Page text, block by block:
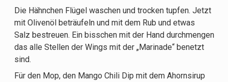
Die Hähnchen Flügel waschen und trocken tupfen. Jetzt
mit Olivenöl beträufeln und mit dem Rub und etwas
Salz bestreuen. Ein bisschen mit der Hand durchmengen
das alle Stellen der Wings mit der „Marinade“ benetzt
sind.
Für den Mop, den Mango Chili Dip mit dem Ahornsirup